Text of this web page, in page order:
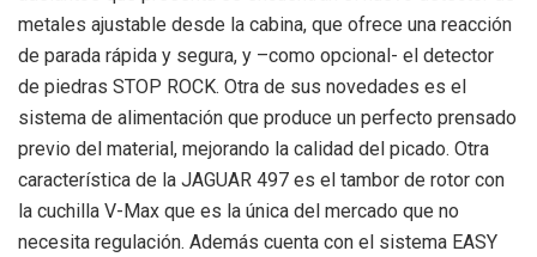
metales ajustable desde la cabina, que ofrece una reacción
de parada rápida y segura, y –como opcional- el detector
de piedras STOP ROCK. Otra de sus novedades es el
sistema de alimentación que produce un perfecto prensado
previo del material, mejorando la calidad del picado. Otra
característica de la JAGUAR 497 es el tambor de rotor con
la cuchilla V-Max que es la única del mercado que no
necesita regulación. Además cuenta con el sistema EASY